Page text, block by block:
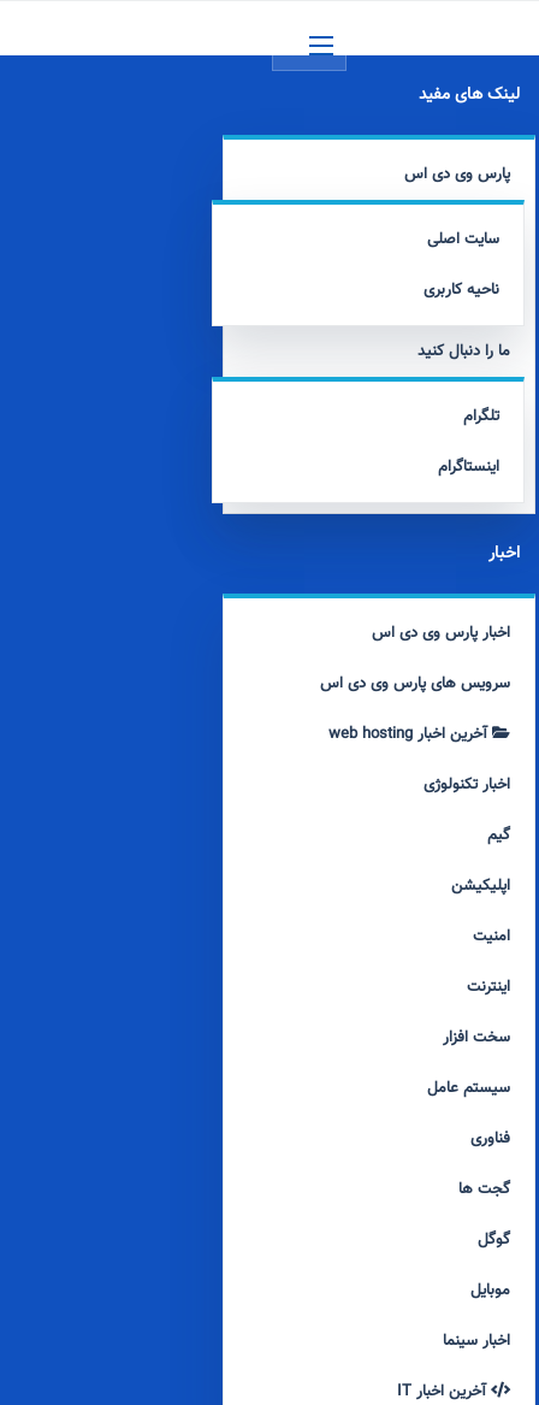
لینک های مفید
پارس وی دی اس
سایت اصلی
ناحیه کاربری
ما را دنبال کنید
تلگرام
اینستاگرام
اخبار
اخبار پارس وی دی اس
سرویس های پارس وی دی اس
آخرین اخبار web hosting
اخبار تکنولوژی
گیم
اپلیکیشن
امنیت
اینترنت
سخت افزار
سیستم عامل
فناوری
گجت ها
گوگل
موبایل
اخبار سینما
آخرین اخبار IT